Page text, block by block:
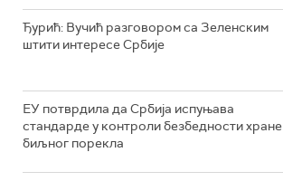
Ђурић: Вучић разговором са Зеленским
штити интересе Србије
ЕУ потврдила да Србија испуњава
стандарде у контроли безбедности хране
биљног порекла